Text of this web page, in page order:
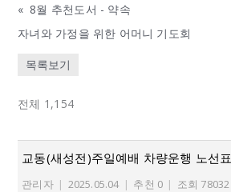
« 8월 추천도서 - 약속
자녀와 가정을 위한 어머니 기도회
목록보기
전체 1,154
교동(새성전)주일예배 차량운행 노선표
관리자 | 2025.05.04 | 추천 0 | 조회 78032